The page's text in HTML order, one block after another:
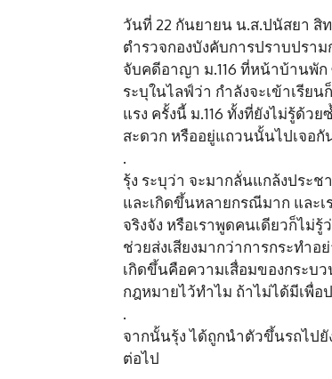
วันที่ 22 กันยายน น.ส.ปนัสยา
ตำรวจกองบังคับการปราบปรา
จับคดีอาญา ม.116 ที่หน้าบ้านพั
ระบุในไลฟ์ว่า กำลังจะเข้าเรีย
แรง ครั้งนี้ ม.116 ทั้งที่ยังไม่รู้ด้
สะดวก หรืออยู่แถวนนั้นไปเจอกั
.
รุ้ง ระบุว่า จะมากลั่นแกล้งประ
และเกิดขึ้นหลายกรณีมาก และเ
จริงจัง หรือเราพูดคนเดียวก็ไม่
ช่วยส่งเสียงมากว่าการกระทำ
เกิดขึ้นคือความเสื่อมของกระบ
กฎหมายไว้ทำไม ถ้าไม่ได้มีเพื่
.
จากนั้นรุ้ง ได้ถูกนำตัวขึ้นรถไป
ต่อไป